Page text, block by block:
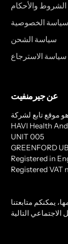
الشروط والأحكام
سياسة الخصوصية
سياسة الشحن
سياسة الاسترجاع
عن جيرمنفيت
موقع تابع لشركة
HAVI Health
UNIT 005
GREENFORD
Registered in
Registered VAT
يمكنكم متابعتنا